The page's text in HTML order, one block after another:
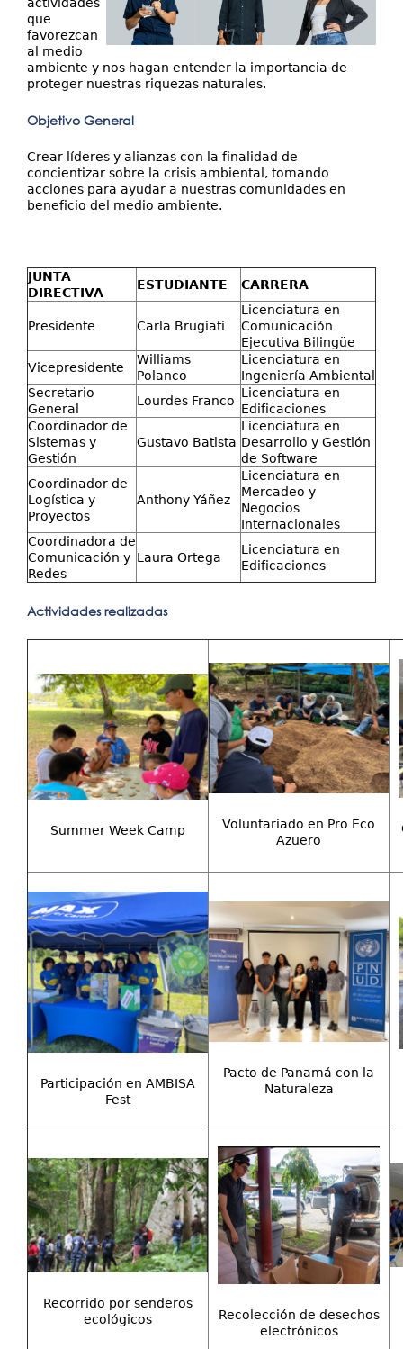
que
favorezcan
al medio
ambiente y nos hagan entender la importancia de
proteger nuestras riquezas naturales.
Objetivo General
Crear líderes y alianzas con la finalidad de
concientizar sobre la crisis ambiental, tomando
acciones para ayudar a nuestras comunidades en
beneficio del medio ambiente.
JUNTA
DIRECTIVA
ESTUDIANTE CARRERA
Presidente Carla Brugiati
Licenciatura en
Comunicación
Ejecutiva Bilingüe
Vicepresidente
Williams
Polanco
Licenciatura en
Ingeniería Ambiental
Secretario
General
Lourdes Franco
Licenciatura en
Edificaciones
Coordinador de
Sistemas y
Gestión
Gustavo Batista
Licenciatura en
Desarrollo y Gestión
de Software
Coordinador de
Logística y
Proyectos
Anthony Yáñez
Licenciatura en
Mercadeo y
Negocios
Internacionales
Coordinadora de
Comunicación y
Redes
Laura Ortega
Licenciatura en
Edificaciones
Actividades realizadas
Summer Week Camp
Voluntariado en Pro Eco
Azuero
Participación en AMBISA
Fest
Pacto de Panamá con la
Naturaleza
Recorrido por senderos
ecológicos
Recolección de desechos
electrónicos